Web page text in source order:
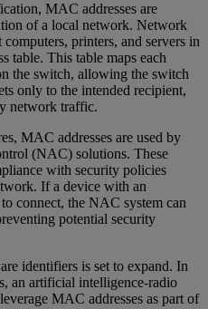
MAC addresses are
of a local network. Network
printers, and servers in
table. This table maps each
the switch, allowing the switch
only to the intended recipient,
network traffic.
MAC addresses are used by
(NAC) solutions. These
with security policies
If a device with an
connect, the NAC system can
potential security
identifiers is set to expand. In
an artificial intelligence-radio
MAC addresses as part of